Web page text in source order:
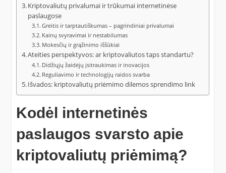
Kriptovaliutų privalumai ir trūkumai internetinėse
paslaugose
Greitis ir tarptautiškumas – pagrindiniai privalumai
Kainų svyravimai ir nestabilumas
Mokesčių ir grąžinimo iššūkiai
Ateities perspektyvos: ar kriptovaliutos taps standartu?
Didžiųjų žaidėjų įsitraukimas ir inovacijos
Reguliavimo ir technologijų raidos svarba
Išvados: kriptovaliutų priėmimo dilemos sprendimo link
Kodėl internetinės
paslaugos svarsto apie
kriptovaliutų priėmimą?